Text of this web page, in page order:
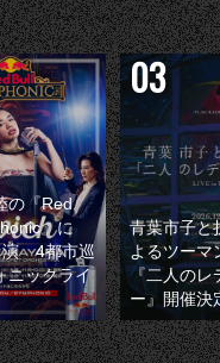
の『Red
』に
演 4都市巡
ニックライ
青葉市子と
よるツーマ
『二人のレ
ー』開催決